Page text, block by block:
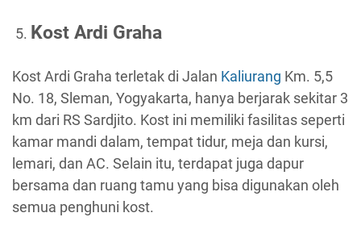
Kost Ardi Graha
Kost Ardi Graha terletak di Jalan Kaliurang Km. 5,5
No. 18, Sleman, Yogyakarta, hanya berjarak sekitar 3
km dari RS Sardjito. Kost ini memiliki fasilitas seperti
kamar mandi dalam, tempat tidur, meja dan kursi,
lemari, dan AC. Selain itu, terdapat juga dapur
bersama dan ruang tamu yang bisa digunakan oleh
semua penghuni kost.